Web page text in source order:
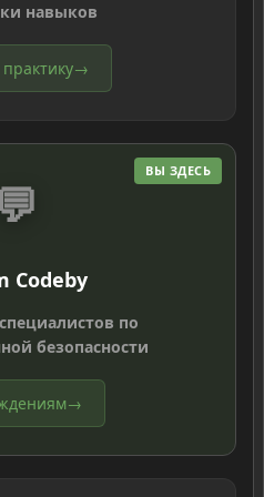
навыков
→
ВЫ ЗДЕСЬ
💬
Codeby
по
безопасности
→